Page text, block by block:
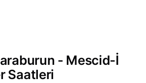
- Mescid-İ
Saatleri